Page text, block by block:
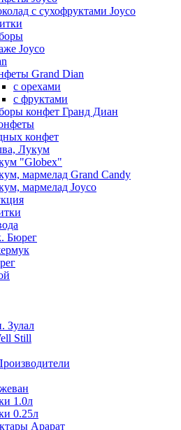
с сухофруктами Joyco
Joyco
Grand Dian
с орехами
с фруктами
конфет Гранд Диан
конфет
Лукум
"Globex"
мармелад Grand Candy
мармелад Joyco
Бюрег
Зулал
Still
1.0л
0.25л
Арарат